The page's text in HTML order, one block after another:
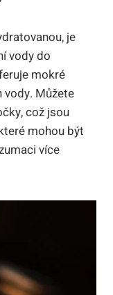
je
vody do
mokré
vody. Můžete
což jsou
mohou být
více